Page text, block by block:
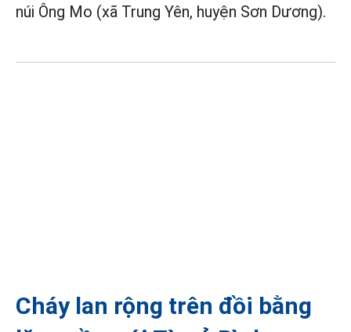
núi Ông Mo (xã Trung Yên, huyện Sơn Dương).
Cháy lan rộng trên đồi bằng